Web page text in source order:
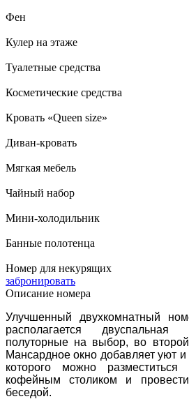
Фен
Кулер на этаже
Туалетные средства
Косметические средства
Кровать «Queen size»
Диван-кровать
Мягкая мебель
Чайный набор
Мини-холодильник
Банные полотенца
Номер для некурящих
забронировать
Описание номера
Улучшенный двухкомнатный
располагается
полуторные на выбор, во
Мансардное окно добавляет уют
которого можно
кофейным столиком и
беседой.